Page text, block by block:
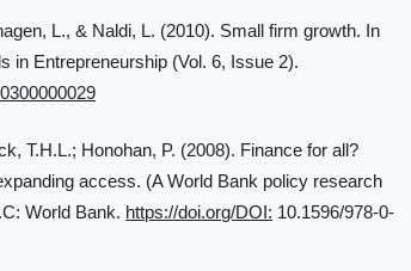
L., & Naldi, L. (2010). Small firm growth. In
in Entrepreneurship (Vol. 6, Issue 2).
T.H.L.; Honohan, P. (2008). Finance for all?
access. (A World Bank policy research
World Bank. https://doi.org/DOI: 10.1596/978-0-